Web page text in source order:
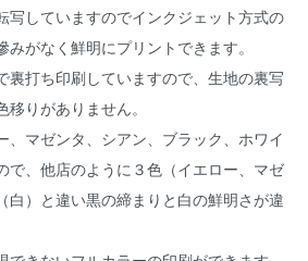
していますのでインクジェット方式の
がなく鮮明にプリントできます。
打ち印刷していますので、生地の裏写
りがありません。
マゼンタ、シアン、ブラック、ホワイ
で、他店のように３色（イエロー、マゼ
白）と違い黒の締まりと白の鮮明さが違